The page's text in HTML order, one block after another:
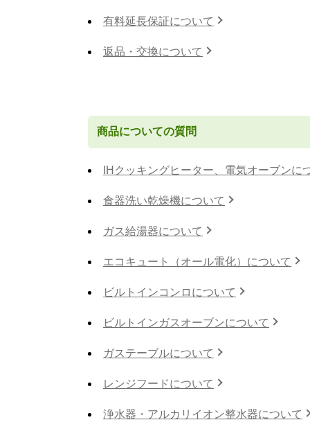
有料延長保証について
返品・交換について
商品についての質問
IHクッキングヒーター、電気オーブンに
食器洗い乾燥機について
ガス給湯器について
エコキュート（オール電化）について
ビルトインコンロについて
ビルトインガスオーブンについて
ガステーブルについて
レンジフードについて
浄水器・アルカリイオン整水器について